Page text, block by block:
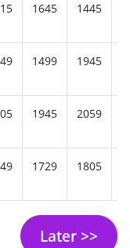
1645 1445
1499 1945
1945 2059
1729 1805
Later >>